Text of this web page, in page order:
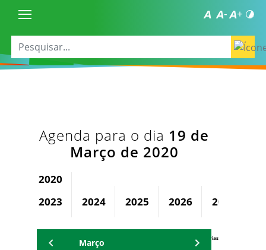
Agenda para o dia 19 de
Março de 2020
2020
2023
2024 2025 2026 2027
Agenda Secretárias
Março